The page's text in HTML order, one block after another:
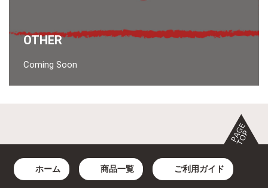
OTHER
Coming Soon
ホーム 商品一覧 ご利用ガイド